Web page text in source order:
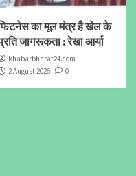
का मूल मंत्र है खेल के
जागरूकता : रेखा आर्या
khabarbharat24.com
2 August 2026
0